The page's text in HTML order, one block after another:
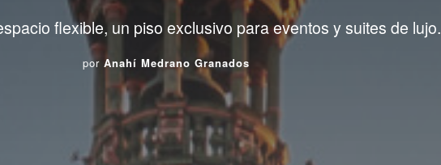
flexible, un piso exclusivo para eventos y suites de lujo.
por Anahí Medrano Granados